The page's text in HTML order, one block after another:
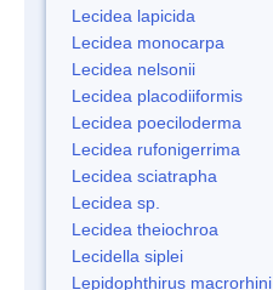
Lecidea lapicida
Lecidea monocarpa
Lecidea nelsonii
Lecidea placodiiformis
Lecidea poeciloderma
Lecidea rufonigerrima
Lecidea sciatrapha
Lecidea sp.
Lecidea theiochroa
Lecidella siplei
Lepidophthirus macrorhini